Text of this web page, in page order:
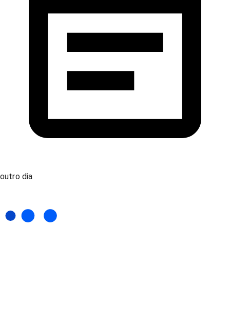
outro dia